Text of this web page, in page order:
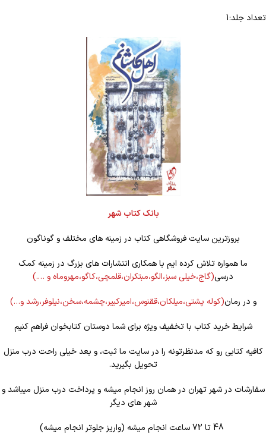
تعداد جلد:1
بانک کتاب شهر
بروزترین سایت فروشگاهی کتاب در زمینه های مختلف و گوناگون
ما همواره تلاش کرده ایم با همکاری انتشارات های بزرگ در زمینه کمک
درسی(گاج،خیلی سبز،الگو،مبتکران،قلمچی،کاگو،مهروماه و ….)
و در رمان(کوله پشتی،میلکان،ققنوس،امیرکبیر،چشمه،سخن،نیلوفر،رشد و…)
شرایط خرید کتاب با تخفیف ویژه برای شما دوستان کتابخوان فراهم کنیم
کافیه کتابی رو که مدنظرتونه را در سایت ما ثبت، و بعد خیلی راحت درب منزل
تحویل بگیرید.
سفارشات در شهر تهران در همان روز انجام میشه و پرداخت درب منزل میباشد و
شهر های دیگر